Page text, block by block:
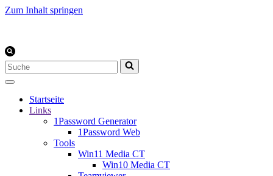
Zum Inhalt springen
Suchen
nach …
Startseite
Links
1Password Generator
1Password Web
Tools
Win11 Media CT
Win10 Media CT